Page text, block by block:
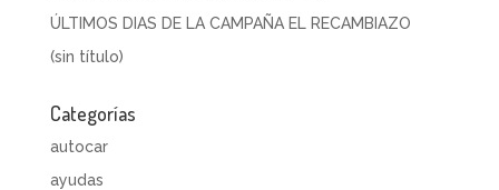
ÚLTIMOS DIAS DE LA CAMPAÑA EL RECAMBIAZO
(sin título)
Categorías
autocar
ayudas